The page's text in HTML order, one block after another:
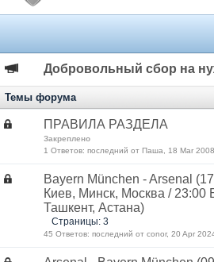
Добровольный сбор на
Темы форума
ПРАВИЛА РАЗДЕЛА
Закреплено
1 Ответов: последний от Паша, 18 Mar
Bayern München - Arsenal
Киев, Минск, Москва / 23:00
Ташкент, Астана)
Страницы: 3
45 Ответов: последний от conor, 20 Apr